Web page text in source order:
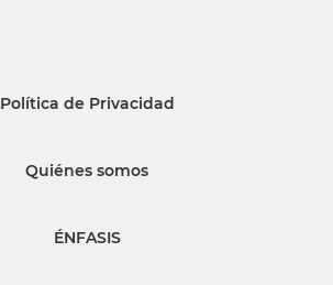
Política de Privacidad
Quiénes somos
ÉNFASIS